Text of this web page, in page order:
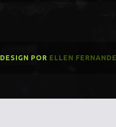
DESIGN POR ELLEN